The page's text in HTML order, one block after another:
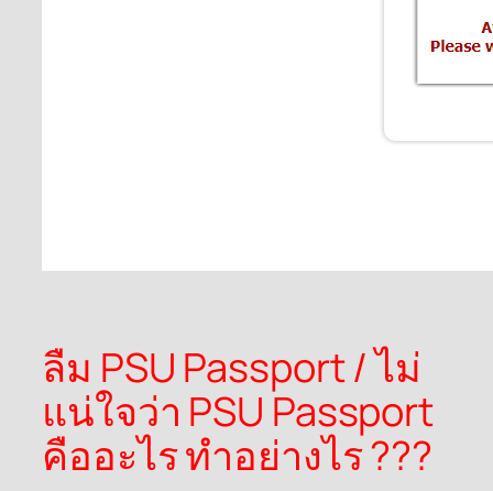
ลืม PSU Passport / ไม่
แน่ใจว่า PSU Passport
คืออะไร ทำอย่างไร ???